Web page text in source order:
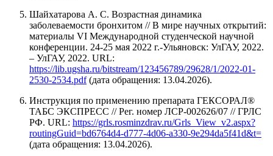
Шайхатарова А. С. Возрастная динамика
заболеваемости бронхитом // В мире научных открытий:
материалы VI Международной студенческой научной
конференции. 24-25 мая 2022 г.-Ульяновск: УлГАУ, 2022.
– УлГАУ, 2022. URL:
https://lib.ugsha.ru/bitstream/123456789/29628/1/2022-01-
2530-2534.pdf(дата обращения: 13.04.2026).
Инструкция по применению препарата ГЕКСОРАЛ®
ТАБС ЭКСПРЕСС // Рег. номер ЛСР-002626/07 // ГРЛС
РФ. URL: https://grls.rosminzdrav.ru/Grls_View_v2.aspx?
routingGuid=bd6764d4-d777-4d06-a330-9e294da5f41d&t=
(дата обращения: 13.04.2026).